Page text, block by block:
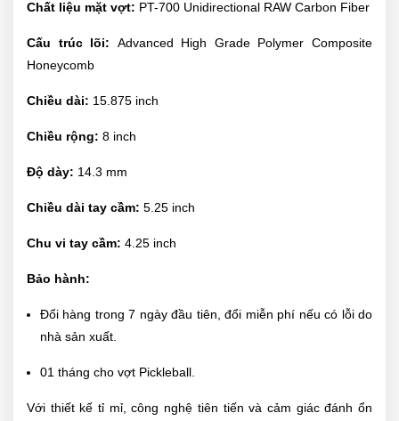
Chất liệu mặt vợt: PT-700 Unidirectional RAW Carbon Fiber
Cấu trúc lõi: Advanced High Grade Polymer Composite
Honeycomb
Chiều dài: 15.875 inch
Chiều rộng: 8 inch
Độ dày: 14.3 mm
Chiều dài tay cầm: 5.25 inch
Chu vi tay cầm: 4.25 inch
Bảo hành:
Đổi hàng trong 7 ngày đầu tiên, đổi miễn phí nếu có lỗi do
nhà sản xuất.
01 tháng cho vợt Pickleball.
Với thiết kế tỉ mỉ, công nghệ tiên tiến và cảm giác đánh ổn